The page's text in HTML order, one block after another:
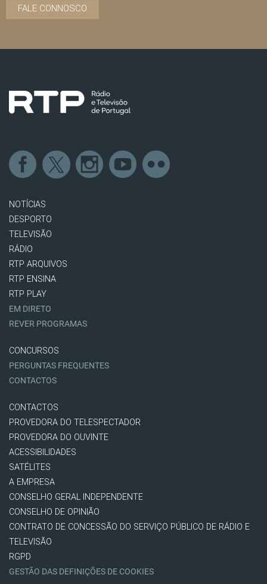
FALE CONNOSCO
NOTÍCIAS
DESPORTO
TELEVISÃO
RÁDIO
RTP ARQUIVOS
RTP ENSINA
RTP PLAY
EM DIRETO
REVER PROGRAMAS
CONCURSOS
PERGUNTAS FREQUENTES
CONTACTOS
CONTACTOS
PROVEDORA DO TELESPECTADOR
PROVEDORA DO OUVINTE
ACESSIBILIDADES
SATÉLITES
A EMPRESA
CONSELHO GERAL INDEPENDENTE
CONSELHO DE OPINIÃO
CONTRATO DE CONCESSÃO DO SERVIÇO PÚBLICO DE RÁDIO E
TELEVISÃO
RGPD
GESTÃO DAS DEFINIÇÕES DE COOKIES